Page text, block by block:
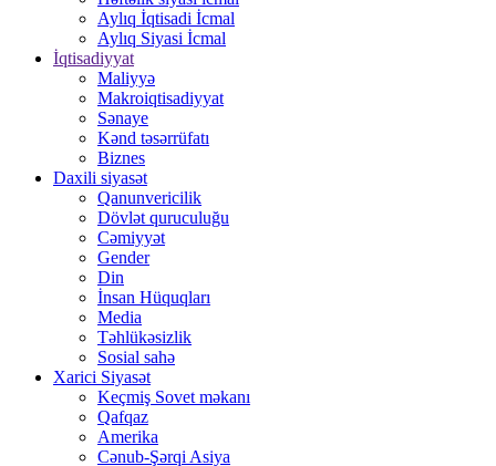
Aylıq İqtisadi İcmal
Aylıq Siyasi İcmal
İqtisadiyyat
Maliyyə
Makroiqtisadiyyat
Sənaye
Kənd təsərrüfatı
Biznes
Daxili siyasət
Qanunvericilik
Dövlət quruculuğu
Cəmiyyət
Gender
Din
İnsan Hüquqları
Media
Təhlükəsizlik
Sosial sahə
Xarici Siyasət
Keçmiş Sovet məkanı
Qafqaz
Amerika
Cənub-Şərqi Asiya